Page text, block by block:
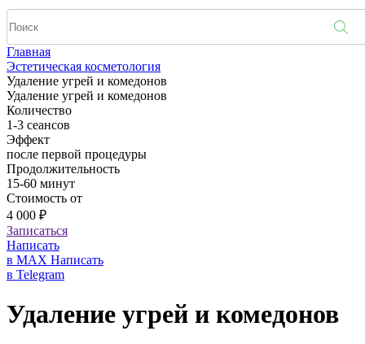
Главная
Эстетическая косметология
Удаление угрей и комедонов
Удаление угрей и комедонов
Количество
1-3 сеансов
Эффект
после первой процедуры
Продолжительность
15-60 минут
Стоимость от
4 000 ₽
Записаться
Написать
в MAX Написать
в Telegram
Удаление угрей и комедонов